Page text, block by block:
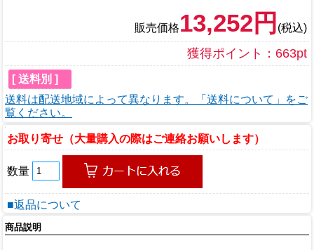
販売価格13,252円 (税込)
獲得ポイント：663pt
[ 送料別 ]
送料は配送地域によって異なります。「送料について」をご
覧ください。
お取り寄せ（大量購入の際はご連絡お願いします）
数量
■返品について
商品説明